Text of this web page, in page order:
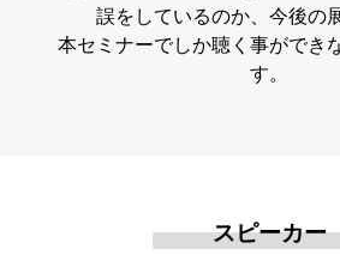
誤をしているのか、今後の
本セミナーでしか聴く事ができ
す。
スピーカー